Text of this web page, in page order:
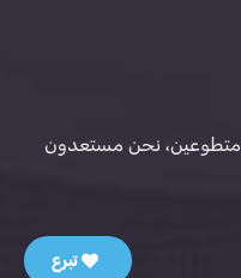
نحن مستعدون
تبرع